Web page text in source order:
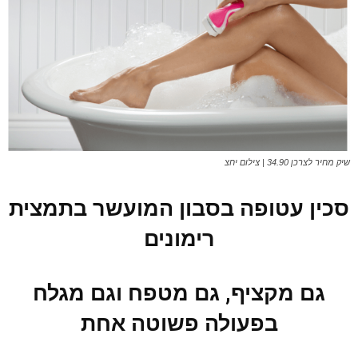
שיק מחיר לצרכן 34.90 | צילום יחצ
סכין עטופה בסבון המועשר בתמצית
רימונים
גם מקציף, גם מטפח וגם מגלח
בפעולה פשוטה אחת